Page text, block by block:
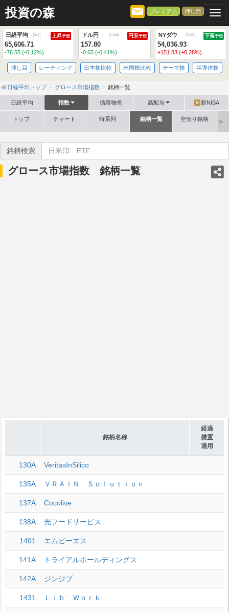
投資の森 プレミアム 押し目
日経平均 (8/7) 上昇予想
65,606.71
-76.55 (-0.12%)
ドル円 (5:55) 円安予想
157.80
-0.65 (-0.41%)
NYダウ (5:50) 下落予想
54,036.93
+151.83 (+0.28%)
押し目 レーティング 日本株比較 米国株比較 テーマ株 半導体株
日経平均トップ グロース市場指数 銘柄一覧
日経平均 指数 循環物色 高配当 N 新NISA
トップ チャート 時系列 銘柄一覧 空売り銘柄
銘柄検索
グロース市場指数 銘柄一覧
銘柄名称
経過
措置
適用
130A VeritasInSilico
135A ＶＲＡＩＮ Ｓｏｌｕｔｉｏｎ
137A Cocolive
138A 光フードサービス
1401 エムビーエス
141A トライアルホールディングス
142A ジンジブ
1431 Ｌｉｂ Ｗｏｒｋ